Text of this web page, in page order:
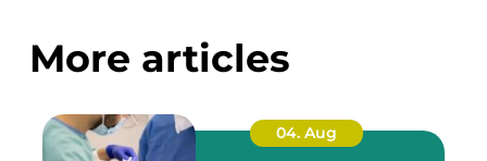
More articles
04. Aug